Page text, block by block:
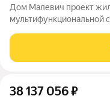
Дом Малевич проект жилого дома будущего с продуманной
мультифункциональной
внимание организации
пространств. Жизнь в
38 137 056₽